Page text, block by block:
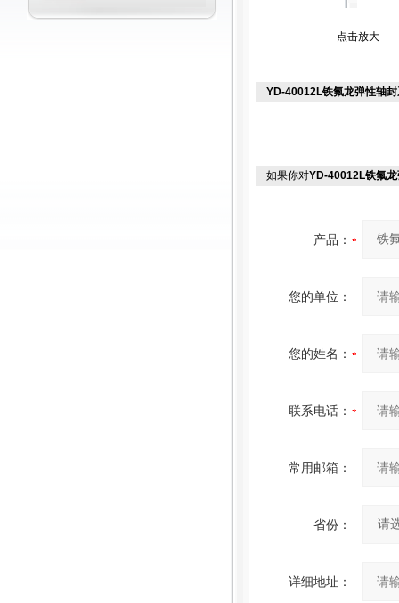
点击放大
YD-40012L铁氟龙弹性轴
如果你对YD-40012L铁氟
产品：
您的单位：
您的姓名：
联系电话：
常用邮箱：
省份：
详细地址：